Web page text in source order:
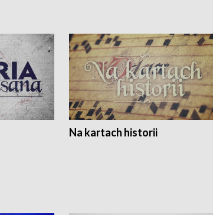
Na kartach historii